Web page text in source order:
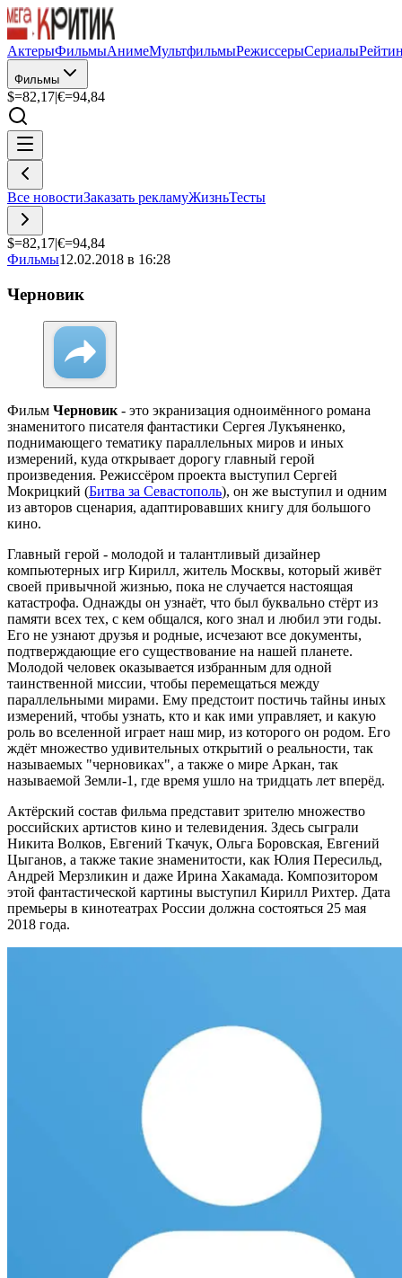
АктерыФильмыАнимеМультфильмыРежиссерыСериалы
Фильмы
$=82,17|€=94,84
Все новостиЗаказать рекламуЖизньТесты
$=82,17|€=94,84
Фильмы12.02.2018 в 16:28
Черновик
Фильм Черновик- это экранизация одноимённого романа
знаменитого писателя фантастики Сергея Лукъяненко,
поднимающего тематику параллельных миров и иных
измерений, куда открывает дорогу главный герой
произведения. Режиссёром проекта выступил Сергей
Мокрицкий (Битва за Севастополь), он же выступил и одним
из авторов сценария, адаптировавших книгу для большого
кино.
Главный герой - молодой и талантливый дизайнер
компьютерных игр Кирилл, житель Москвы, который живёт
своей привычной жизнью, пока не случается настоящая
катастрофа. Однажды он узнаёт, что был буквально стёрт из
памяти всех тех, с кем общался, кого знал и любил эти годы.
Его не узнают друзья и родные, исчезают все документы,
подтверждающие его существование на нашей планете.
Молодой человек оказывается избранным для одной
таинственной миссии, чтобы перемещаться между
параллельными мирами. Ему предстоит постичь тайны иных
измерений, чтобы узнать, кто и как ими управляет, и какую
роль во вселенной играет наш мир, из которого он родом. Его
ждёт множество удивительных открытий о реальности, так
называемых "черновиках", а также о мире Аркан, так
называемой Земли-1, где время ушло на тридцать лет вперёд.
Актёрский состав фильма представит зрителю множество
российских артистов кино и телевидения. Здесь сыграли
Никита Волков, Евгений Ткачук, Ольга Боровская, Евгений
Цыганов, а также такие знаменитости, как Юлия Пересильд,
Андрей Мерзликин и даже Ирина Хакамада. Композитором
этой фантастической картины выступил Кирилл Рихтер. Дата
премьеры в кинотеатрах России должна состояться 25 мая
2018 года.